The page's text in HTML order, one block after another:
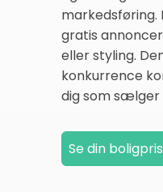
markedsføring.
gratis
eller styling.
konkurrence
dig som sælger